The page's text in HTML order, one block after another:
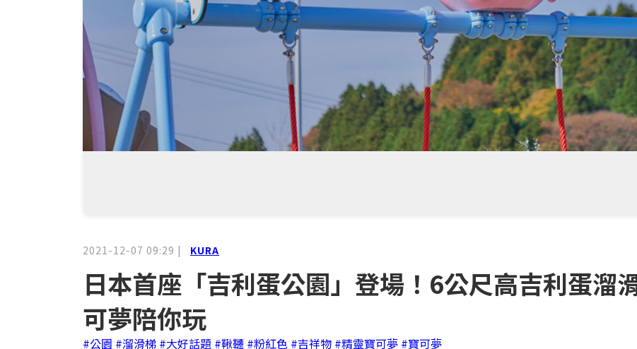
2021-12-07 09:29 | KURA
日本首座「吉利蛋公園」登場！6公尺高吉利蛋溜
可夢陪你玩
#公園 #溜滑梯 #大好話題 #鞦韆 #粉紅色 #吉祥物 #精靈寶可夢 #寶可夢